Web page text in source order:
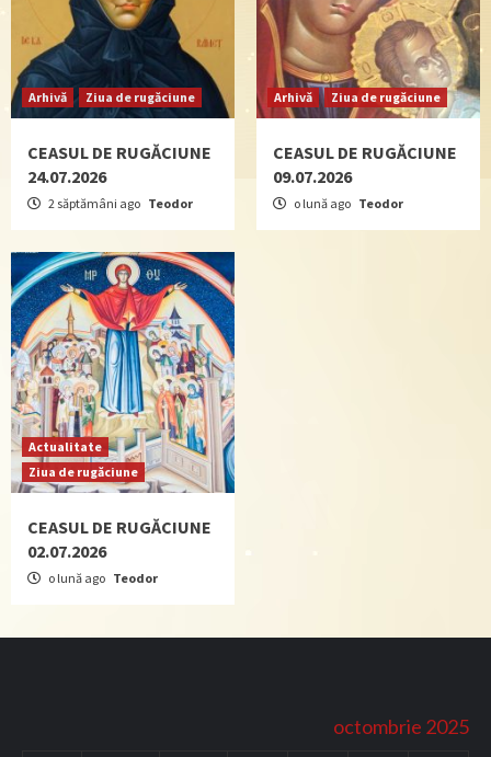
Arhivă Ziua de rugăciune
CEASUL DE RUGĂCIUNE
24.07.2026
2 săptămâni ago Teodor
Arhivă Ziua de rugăciune
CEASUL DE RUGĂCIUNE
09.07.2026
o lună ago Teodor
Actualitate
Ziua de rugăciune
CEASUL DE RUGĂCIUNE
02.07.2026
o lună ago Teodor
octombrie 2025